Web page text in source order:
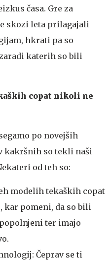
časa. Gre za
skozi leta prilagajali
hkrati pa so
katerih so bili
copat nikoli ne
po novejših
kakršnih so tekli naši
od teh so:
modelih tekaških copat
kar pomeni, da so bili
ter imajo
Čeprav se ti